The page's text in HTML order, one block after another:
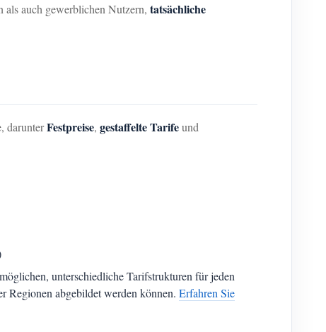
auch gewerblichen Nutzern, tatsächliche
darunterFestpreise, gestaffelte Tarifeund
unterschiedliche Tarifstrukturen für jeden
Regionen abgebildet werden können. Erfahren Sie